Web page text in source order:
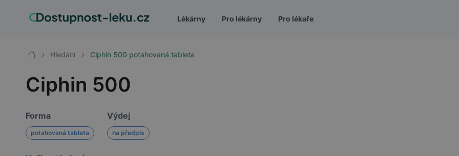
Lékárny Pro lékárny Pro lékaře
Hledání Ciphin 500 potahovaná tableta
Ciphin 500
Forma
potahovaná tableta
Výdej
na předpis